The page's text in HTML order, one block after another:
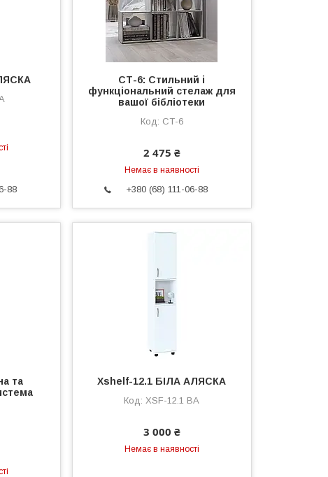
88
СТ-6: Стильний і
функціональний стелаж для
вашої бібліотеки
СТ-6
2 475 ₴
Немає в наявності
+380 (68) 111-06-88
та
Xshelf-12.1 БІЛА АЛЯСКА
XSF-12.1 BA
3 000 ₴
Немає в наявності